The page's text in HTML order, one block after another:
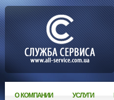
О КОМПАНИИ УСЛУГИ